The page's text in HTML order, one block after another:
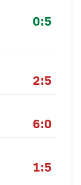
0:5
2:5
6:0
1:5